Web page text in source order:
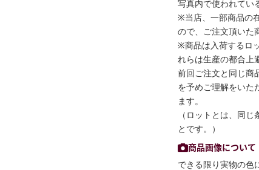
写真内で使われてい
※当店、一部商品の
ので、ご注文頂いた
※商品は入荷するロ
れらは生産の都合上
前回ご注文と同じ商
を予めご理解をいた
ます。
（ロットとは、同
とです。）
商品画像について
できる限り実物の色